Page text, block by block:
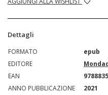
Dettagli
FORMATO
epub
EDITORE
EAN
ANNO PUBBLICAZIONE
2021